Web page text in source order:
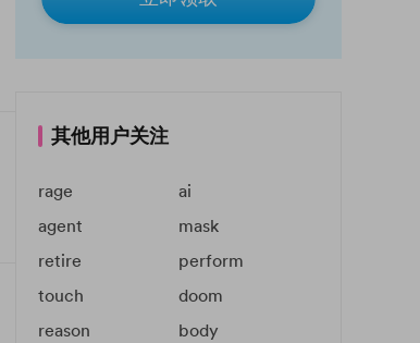
其他用户关注
rage
ai
agent
mask
retire
perform
touch
doom
reason
body